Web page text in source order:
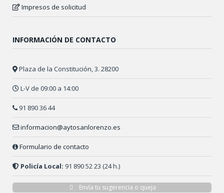
Impresos de solicitud
INFORMACIÓN DE CONTACTO
Plaza de la Constitución, 3. 28200
L-V de 09:00 a 14:00
91 890 36 44
informacion@aytosanlorenzo.es
Formulario de contacto
Policía Local: 91 890 52 23 (24 h.)
Envía tu sugerencia o queja